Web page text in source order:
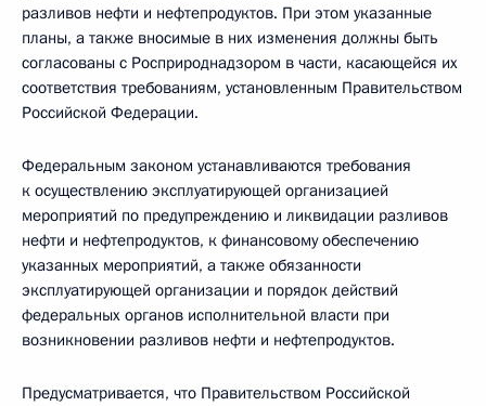
разливов нефти и нефтепродуктов. При этом указанные
планы, а также вносимые в них изменения должны быть
согласованы с Росприроднадзором в части, касающейся их
соответствия требованиям, установленным Правительством
Российской Федерации.
Федеральным законом устанавливаются требования
к осуществлению эксплуатирующей организацией
мероприятий по предупреждению и ликвидации разливов
нефти и нефтепродуктов, к финансовому обеспечению
указанных мероприятий, а также обязанности
эксплуатирующей организации и порядок действий
федеральных органов исполнительной власти при
возникновении разливов нефти и нефтепродуктов.
Предусматривается, что Правительством Российской